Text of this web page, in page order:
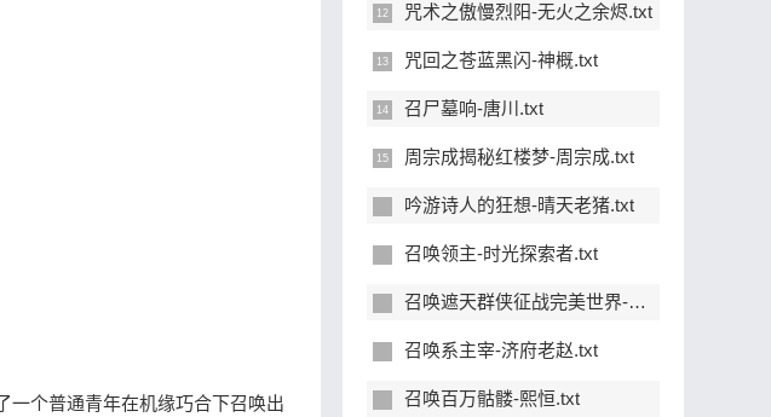
一个普通青年在机缘巧合下召唤出
咒术之傲慢烈阳-无火之余烬.txt
咒回之苍蓝黑闪-神概.txt
召尸墓响-唐川.txt
周宗成揭秘红楼梦-周宗成.txt
吟游诗人的狂想-晴天老猪.txt
召唤领主-时光探索者.txt
召唤遮天群侠征战完美世界-风霜叠影.txt
召唤系主宰-济府老赵.txt
召唤百万骷髅-熙恒.txt